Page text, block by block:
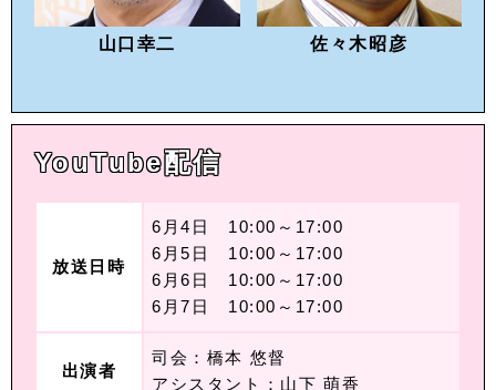
山口幸二 佐々木昭彦
YouTube配信
放送日時
6月4日 10:00～17:00
6月5日 10:00～17:00
6月6日 10:00～17:00
6月7日 10:00～17:00
出演者
司会：橋本 悠督
アシスタント：山下 萌香